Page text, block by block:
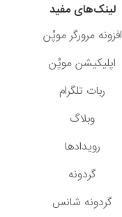
لینک‌های مفید
افزونه مرورگر موپُن
اپلیکیشن موپُن
ربات تلگرام
وبلاگ
رویدادها
گردونه
گردونه شانس